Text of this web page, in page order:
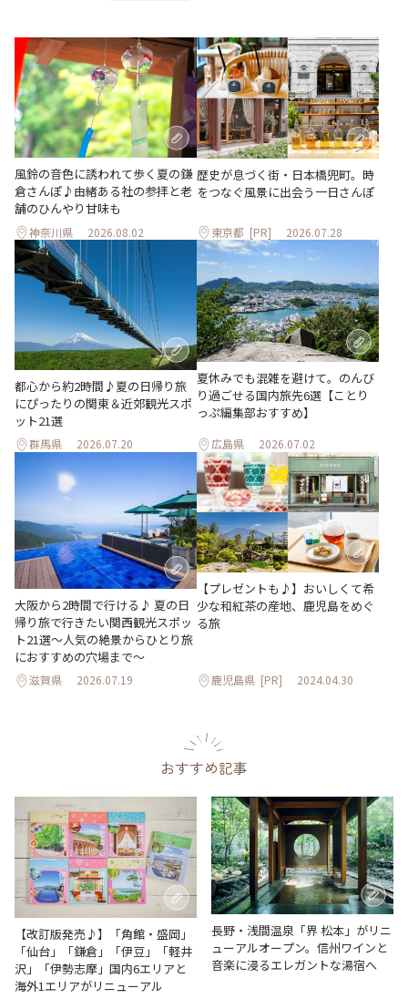
風鈴の音色に誘われて歩く夏の鎌
倉さんぽ♪由緒ある社の参拝と老
舗のひんやり甘味も
神奈川県 2026.08.02
歴史が息づく街・日本橋兜町。時
をつなぐ風景に出会う一日さんぽ
東京都 [PR] 2026.07.28
都心から約2時間♪夏の日帰り旅
にぴったりの関東＆近郊観光スポ
ット21選
群馬県 2026.07.20
夏休みでも混雑を避けて。のんび
り過ごせる国内旅先6選【ことり
っぷ編集部おすすめ】
広島県 2026.07.02
大阪から2時間で行ける♪ 夏の日
帰り旅で行きたい関西観光スポッ
ト21選～人気の絶景からひとり旅
におすすめの穴場まで～
滋賀県 2026.07.19
【プレゼントも♪】おいしくて希
少な和紅茶の産地、鹿児島をめぐ
る旅
鹿児島県 [PR] 2024.04.30
おすすめ記事
【改訂版発売♪】「角館・盛岡」
「仙台」「鎌倉」「伊豆」「軽井
沢」「伊勢志摩」国内6エリアと
海外1エリアがリニューアル
長野・浅間温泉「界 松本」がリニ
ューアルオープン。信州ワインと
音楽に浸るエレガントな湯宿へ